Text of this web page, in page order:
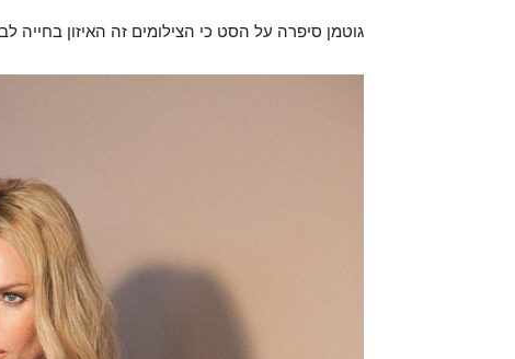
גוטמן סיפרה על הסט כי הצילומים זה האיזון